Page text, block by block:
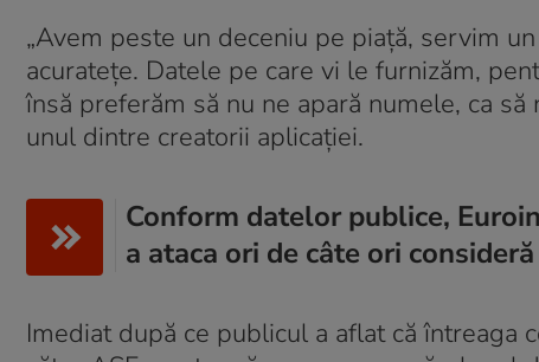
„Avem peste un deceniu pe piață, servim
acuratețe. Datele pe care vi le furnizăm,
însă preferăm să nu ne apară numele, ca
unul dintre creatorii aplicației.
Conform datelor publice,
a ataca ori de câte ori
Imediat după ce publicul a aflat că întreaga